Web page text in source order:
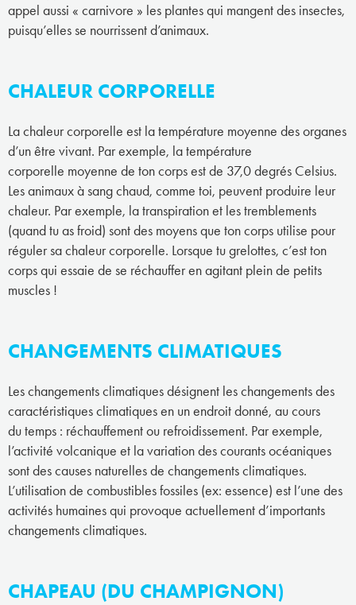
appel aussi « carnivore » les plantes qui mangent des insectes,
puisqu’elles se nourrissent d’animaux.
CHALEUR CORPORELLE
La chaleur corporelle est la température moyenne des organes
d’un être vivant. Par exemple, la température
corporelle moyenne de ton corps est de 37,0 degrés Celsius.
Les animaux à sang chaud, comme toi, peuvent produire leur
chaleur. Par exemple, la transpiration et les tremblements
(quand tu as froid) sont des moyens que ton corps utilise pour
réguler sa chaleur corporelle. Lorsque tu grelottes, c’est ton
corps qui essaie de se réchauffer en agitant plein de petits
muscles !
CHANGEMENTS CLIMATIQUES
Les changements climatiques désignent les changements des
caractéristiques climatiques en un endroit donné, au cours
du temps : réchauffement ou refroidissement. Par exemple,
l’activité volcanique et la variation des courants océaniques
sont des causes naturelles de changements climatiques.
L’utilisation de combustibles fossiles (ex: essence) est l’une des
activités humaines qui provoque actuellement d’importants
changements climatiques.
CHAPEAU (DU CHAMPIGNON)